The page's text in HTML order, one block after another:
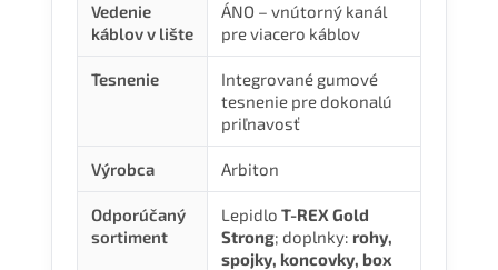
Vedenie
káblov v lište
ÁNO – vnútorný kanál
pre viacero káblov
Tesnenie
Integrované gumové
tesnenie pre dokonalú
priľnavosť
Výrobca Arbiton
Odporúčaný
sortiment
Lepidlo T-REX Gold
Strong; doplnky: rohy,
spojky, koncovky, box